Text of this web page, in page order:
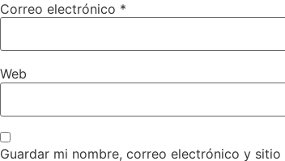
Correo electrónico *
Web
Guardar mi nombre, correo electrónico y